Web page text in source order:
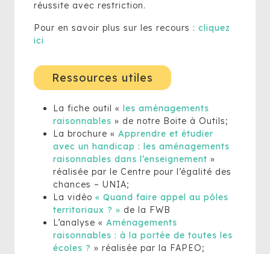
réussite avec restriction.
Pour en savoir plus sur les recours : cliquez
ici
Ressources utiles
La fiche outil « les aménagements
raisonnables » de notre Boite à Outils;
La brochure « Apprendre et étudier
avec un handicap : les aménagements
raisonnables dans l’enseignement »
réalisée par le Centre pour l’égalité des
chances – UNIA;
La vidéo « Quand faire appel au pôles
territoriaux ? » de la FWB
L’analyse « Aménagements
raisonnables : à la portée de toutes les
écoles ? » réalisée par la FAPEO;